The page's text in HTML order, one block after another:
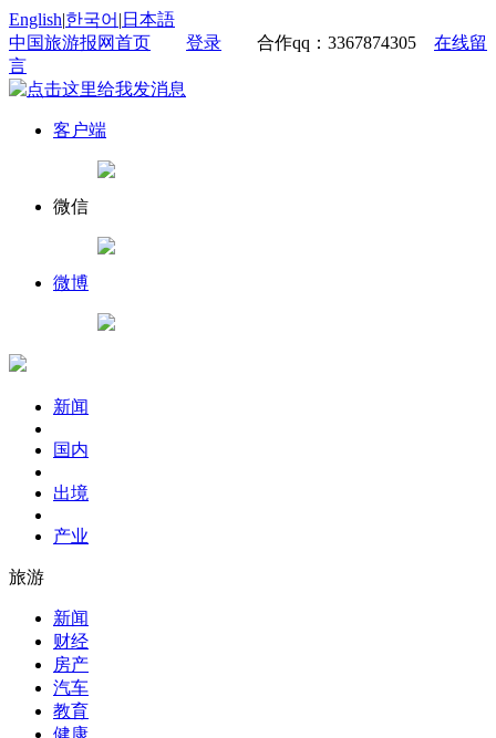
English|한국어 | 日本語
中国旅游报网首页
登录 合作qq：3367874305 在线留
言
客户端
微信
微博
新闻
国内
出境
产业
旅游
新闻
财经
房产
汽车
教育
健康